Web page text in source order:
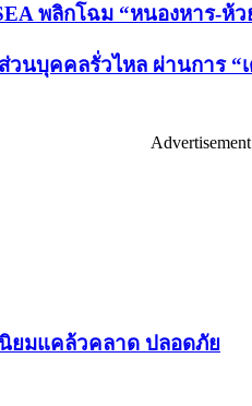
พลิกโฉม “หนองหาร-ห้
นบุคคลรั่วไหล ผ่านการ “
Advertisement
ยม​แคล้วคลาด​ ปลอดภัย​